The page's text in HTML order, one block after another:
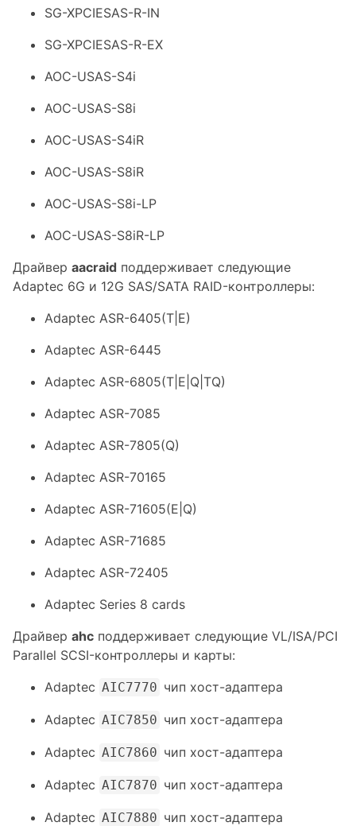
SG-XPCIESAS-R-IN
SG-XPCIESAS-R-EX
AOC-USAS-S4i
AOC-USAS-S8i
AOC-USAS-S4iR
AOC-USAS-S8iR
AOC-USAS-S8i-LP
AOC-USAS-S8iR-LP
Драйвер aacraid поддерживает следующие
Adaptec 6G и 12G SAS/SATA RAID-контроллеры:
Adaptec ASR-6405(T|E)
Adaptec ASR-6445
Adaptec ASR-6805(T|E|Q|TQ)
Adaptec ASR-7085
Adaptec ASR-7805(Q)
Adaptec ASR-70165
Adaptec ASR-71605(E|Q)
Adaptec ASR-71685
Adaptec ASR-72405
Adaptec Series 8 cards
Драйвер ahc поддерживает следующие VL/ISA/PCI
Parallel SCSI-контроллеры и карты:
Adaptec AIC7770 чип хост-адаптера
Adaptec AIC7850 чип хост-адаптера
Adaptec AIC7860 чип хост-адаптера
Adaptec AIC7870 чип хост-адаптера
Adaptec AIC7880 чип хост-адаптера